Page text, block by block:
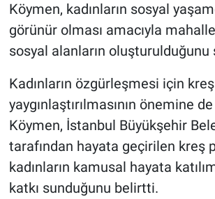
Köymen, kadınların sosyal
görünür olması amacıyla
sosyal alanların oluşturulduğunu
Kadınların özgürleşmesi için
yaygınlaştırılmasının önemine
Köymen, İstanbul Büyükşehir
tarafından hayata geçirilen kreş
kadınların kamusal hayata
katkı sunduğunu belirtti.